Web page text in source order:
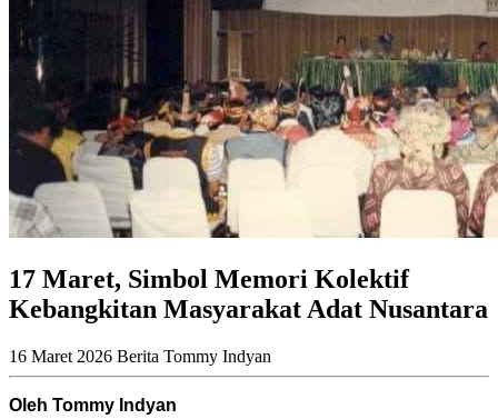
17 Maret, Simbol Memori Kolektif
Kebangkitan Masyarakat Adat Nusantara
16 Maret 2026 Berita Tommy Indyan
Oleh Tommy Indyan